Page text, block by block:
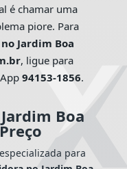
é chamar uma
piore. Para
Jardim Boa
, ligue para
94153-1856.
Boa
para